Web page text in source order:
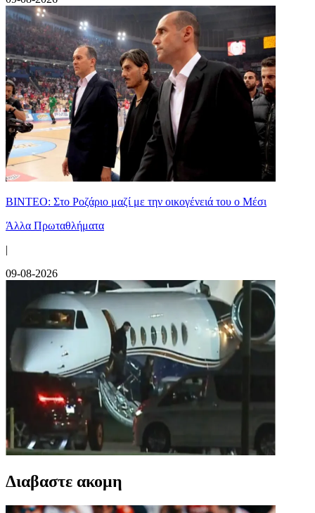
ΒΙΝΤΕΟ: Στο Ροζάριο μαζί με την οικογένειά του ο Μέσι
Άλλα Πρωταθλήματα
|
09-08-2026
Διαβαστε ακομη